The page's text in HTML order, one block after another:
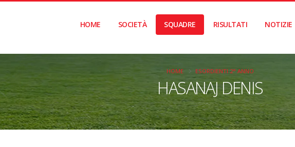
HOME SOCIETÀ SQUADRE RISULTATI NOTIZIE
HASANAJ DENIS
HOME ESORDIENTI 2° ANNO